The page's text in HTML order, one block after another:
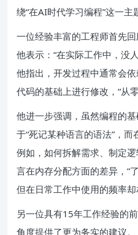
绕“在AI时代学习编程”这一主
一位经验丰富的工程师首先
他表示：“在实际工作中，没
他指出，开发过程中通常会
代码的基础上进行修改，“从
他进一步强调，虽然编程的
于“死记某种语言的语法”，而
例如，如何拆解需求、制定
言在内存分配方面的差异，“
但在日常工作中使用的频率却
另一位具有15年工作经验的
角度提供了更为务实的建议。